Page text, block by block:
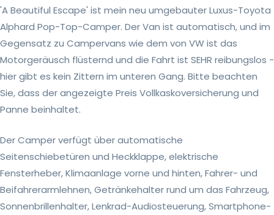
'A Beautiful Escape' ist mein neu umgebauter Luxus-Toyota
Alphard Pop-Top-Camper. Der Van ist automatisch, und im
Gegensatz zu Campervans wie dem von VW ist das
Motorgeräusch flüsternd und die Fahrt ist SEHR reibungslos -
hier gibt es kein Zittern im unteren Gang. Bitte beachten
Sie, dass der angezeigte Preis Vollkaskoversicherung und
Panne beinhaltet.
Der Camper verfügt über automatische
Seitenschiebetüren und Heckklappe, elektrische
Fensterheber, Klimaanlage vorne und hinten, Fahrer- und
Beifahrerarmlehnen, Getränkehalter rund um das Fahrzeug,
Sonnenbrillenhalter, Lenkrad-Audiosteuerung, Smartphone-